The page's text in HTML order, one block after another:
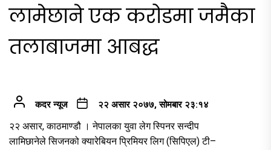
लामेछाने एक करोडमा जमैका
तलाबाजमा आबद्ध
कदर न्यूज २२ असार २०७७, सोमबार २३:१४
२२ असार, काठमाण्डौ । नेपालका युवा लेग स्पिनर सन्दीप
लामिछानेले सिजनको क्यारेबियन प्रिमियर लिग (सिपिएल) टी–